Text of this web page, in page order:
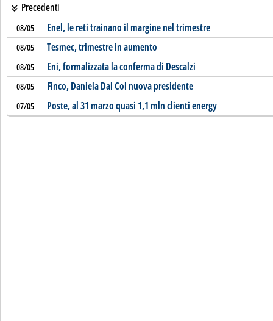
Precedenti
08/05 Enel, le reti trainano il margine nel trimestre
08/05 Tesmec, trimestre in aumento
08/05 Eni, formalizzata la conferma di Descalzi
08/05 Finco, Daniela Dal Col nuova presidente
07/05 Poste, al 31 marzo quasi 1,1 mln clienti energy